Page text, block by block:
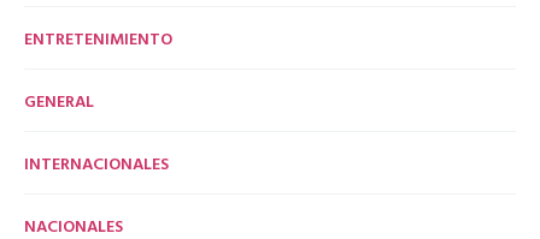
ENTRETENIMIENTO
GENERAL
INTERNACIONALES
NACIONALES